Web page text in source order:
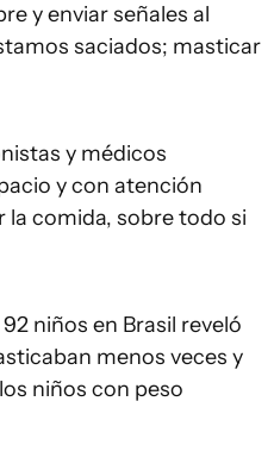
y enviar señales al
saciados; masticar
y médicos
y con atención
la comida, sobre todo si
niños en Brasil reveló
menos veces y
niños con peso